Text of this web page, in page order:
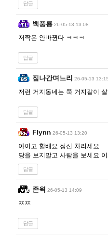
답글
백풍룡 26-05-13 13:08
저짝은 안바뀐다 ㅋㅋㅋ
답글
집나간며느리 26-05-13 13:15
저런 거지동네는 쭉 거지같이
답글
Flynn 26-05-13 13:20
아이고 할배요 정신 차리세요
당을 보지말고 사람을 보세요
답글
존윅 26-05-13 14:09
ㅉㅉ
답글